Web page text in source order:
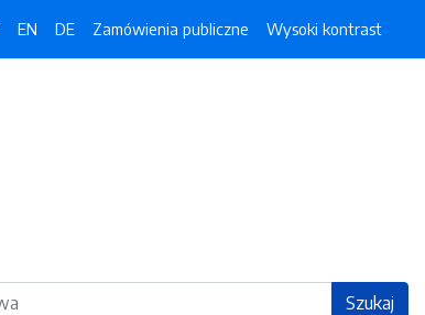
EN DE Zamówienia publiczne Wysoki kontrast
Szukaj